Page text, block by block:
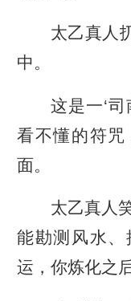
太乙真人
中。
这是一‘
看不懂的符咒
面。
太乙真人
能勘测风水、
运，你炼化之